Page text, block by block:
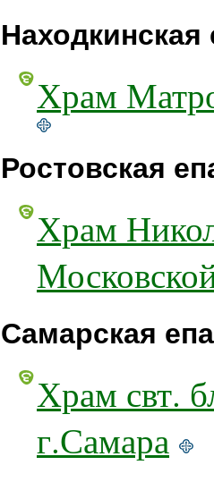
Находкинская
Храм
Ростовская
Храм
Самарская
Храм свт.
г.Самара